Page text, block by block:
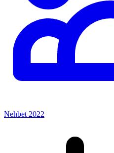
Nehbet 2022